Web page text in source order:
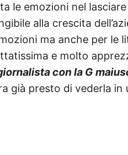
le emozioni nel
alla crescita
ma anche per le
e molto
con la G
già presto di vederla in